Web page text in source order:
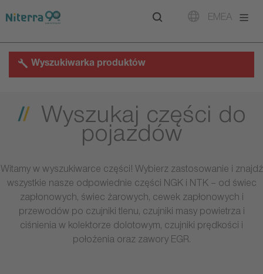
to
to
to
EMEA
Wyszukiwarka produktów
Wyszukaj części do
pojazdów
Witamy w wyszukiwarce części! Wybierz zastosowanie i znajdź
wszystkie nasze odpowiednie części NGK i NTK – od świec
zapłonowych, świec żarowych, cewek zapłonowych i
przewodów po czujniki tlenu, czujniki masy powietrza i
ciśnienia w kolektorze dolotowym, czujniki prędkości i
położenia oraz zawory EGR.